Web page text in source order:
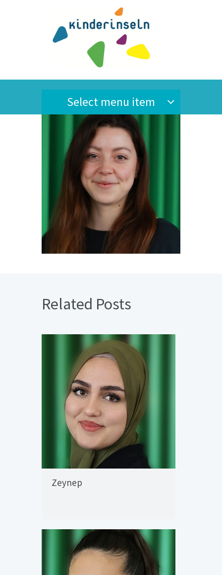
Select menu item
Related Posts
Zeynep